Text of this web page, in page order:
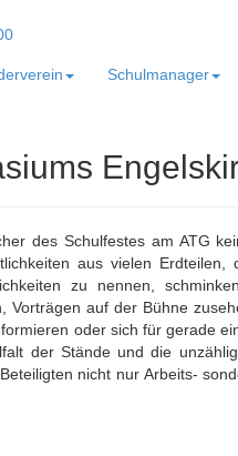
Schulmanager
des Schulfestes am ATG
aus vielen
zu nennen,
Vorträgen auf der Bühne
oder sich für gerade
der Stände und die
nicht nur Arbeits-